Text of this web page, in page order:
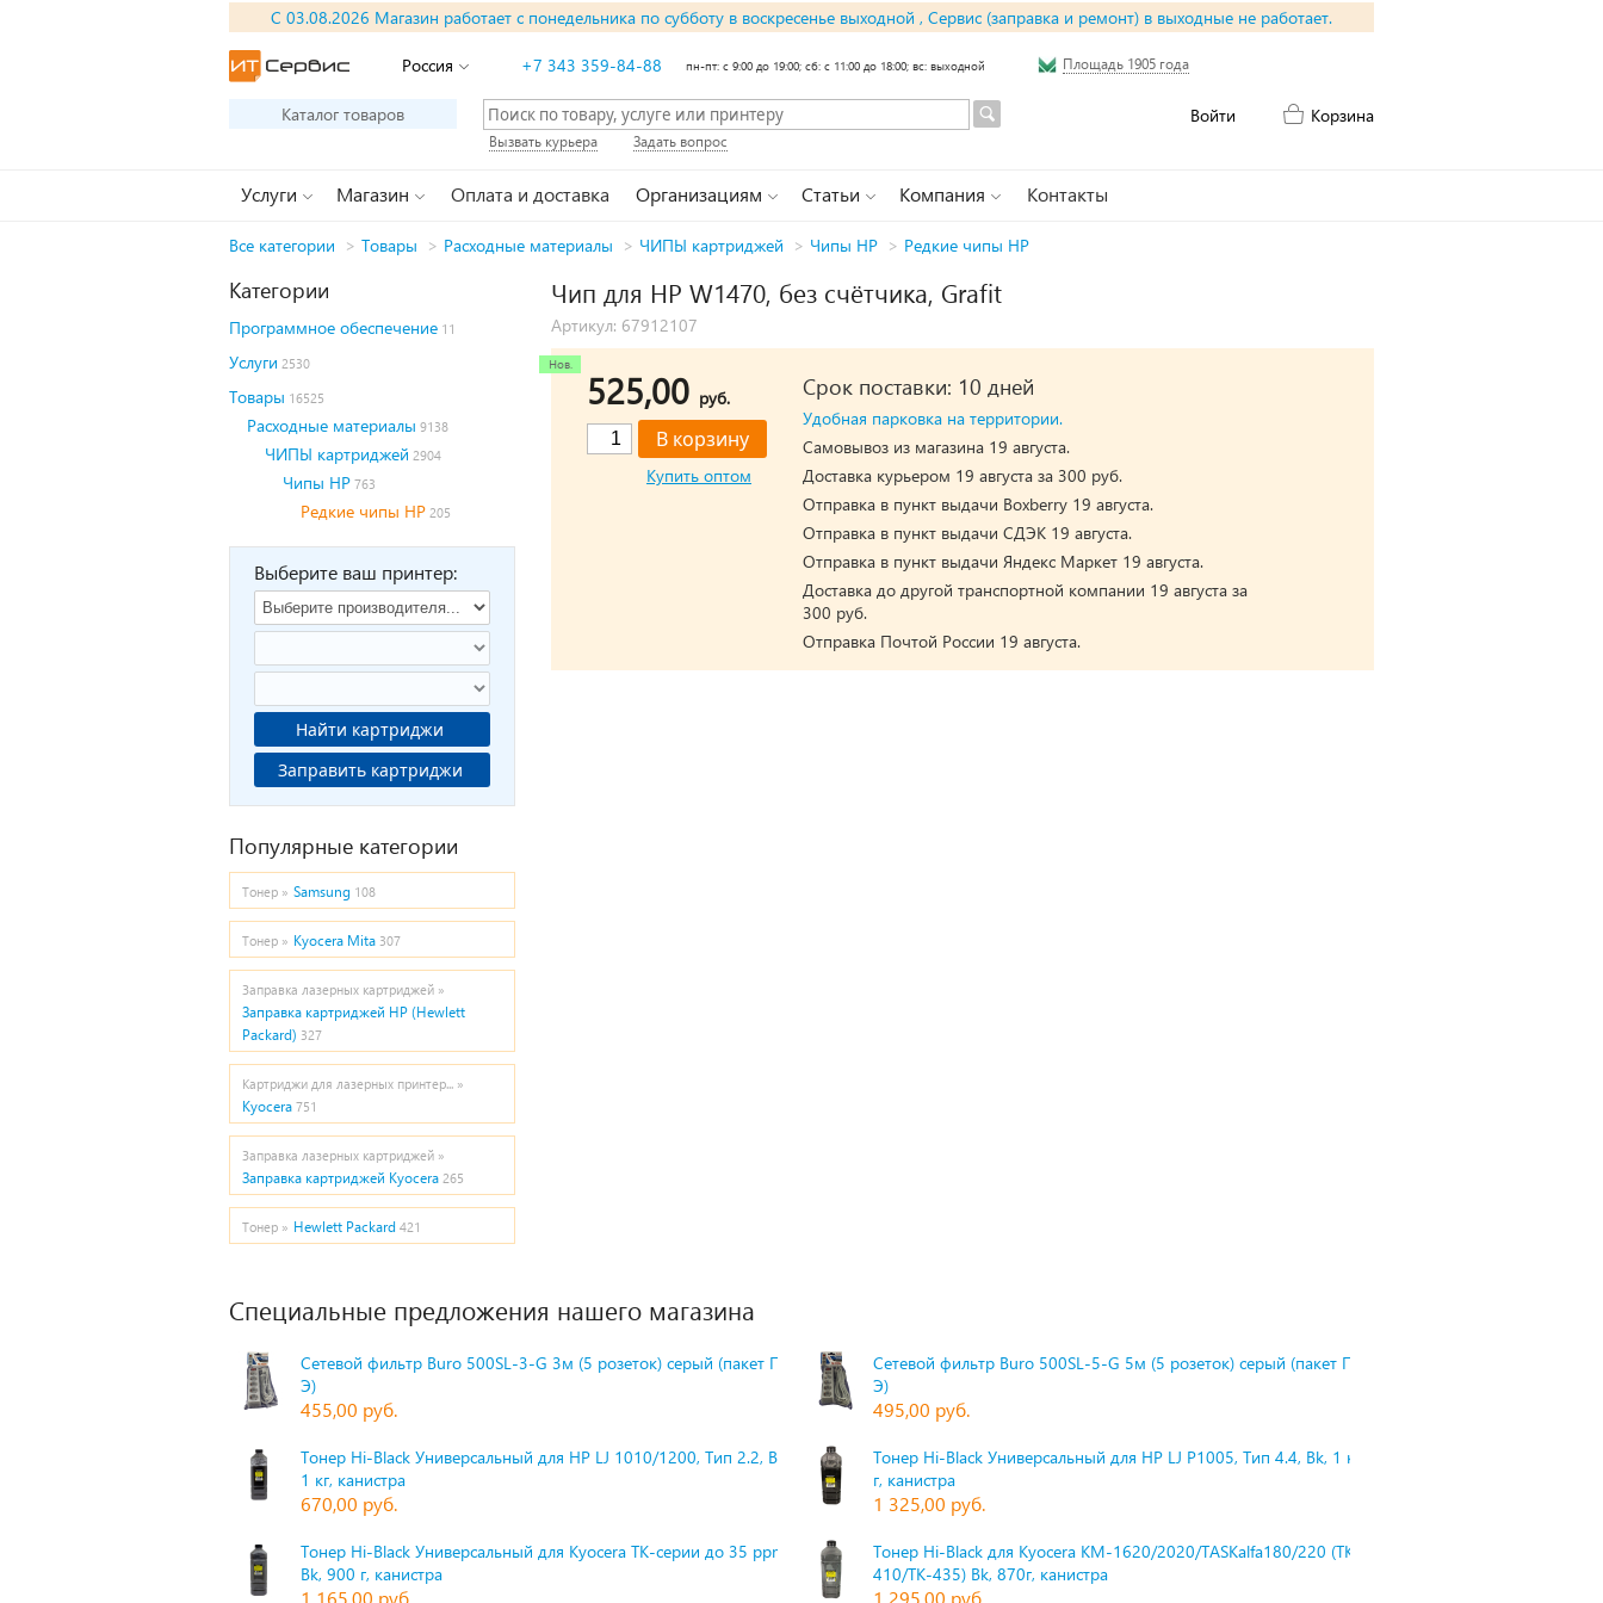
С 03.08.2026 Магазин работает с понедельника по субботу в воскресенье выходной , Сервис (заправка и ремонт) в выходные не работает.
Россия +7 343 359-84-88 пн-пт: с 9:00 до 19:00; сб: с 11:00 до 18:00; вс: выходной Площадь 1905 года
Каталог товаров Войти Корзина
Вызвать курьера Задать вопрос
Услуги Магазин Оплата и доставка Организациям Статьи Компания Контакты
Все категории > Товары > Расходные материалы > ЧИПЫ картриджей > Чипы HP > Редкие чипы HP
Категории
Программное обеспечение 11
Услуги 2530
Товары 16525
Расходные материалы 9138
ЧИПЫ картриджей 2904
Чипы HP 763
Редкие чипы HP 205
Выберите ваш принтер:
Найти картриджи
Заправить картриджи
Популярные категории
Тонер » Samsung 108
Тонер » Kyocera Mita 307
Заправка лазерных картриджей »
Заправка картриджей HP (Hewlett
Packard) 327
Картриджи для лазерных принтер... »
Kyocera 751
Заправка лазерных картриджей »
Заправка картриджей Kyocera 265
Тонер » Hewlett Packard 421
Чип для HP W1470, без счётчика, Grafit
Артикул: 67912107
525,00 руб.
Купить оптом
Срок поставки: 10 дней
Удобная парковка на территории.
Самовывоз из магазина 19 августа.
Доставка курьером 19 августа за 300 руб.
Отправка в пункт выдачи Boxberry 19 августа.
Отправка в пункт выдачи СДЭК 19 августа.
Отправка в пункт выдачи Яндекс Маркет 19 августа.
Доставка до другой транспортной компании 19 августа за
300 руб.
Отправка Почтой России 19 августа.
Специальные предложения нашего магазина
Сетевой фильтр Buro 500SL-3-G 3м (5 розеток) серый (пакет П
Э)
455,00 руб.
Сетевой фильтр Buro 500SL-5-G 5м (5 розеток) серый (пакет П
Э)
495,00 руб.
Тонер Hi-Black Универсальный для HP LJ 1010/1200, Тип 2.2, Bk,
1 кг, канистра
670,00 руб.
Тонер Hi-Black Универсальный для HP LJ P1005, Тип 4.4, Bk, 1 к
г, канистра
1 325,00 руб.
Тонер Hi-Black Универсальный для Kyocera TK-серии до 35 ppm,
Bk, 900 г, канистра
1 165,00 руб.
Тонер Hi-Black для Kyocera KM-1620/2020/TASKalfa180/220 (TK-
410/TK-435) Bk, 870г, канистра
1 295,00 руб.